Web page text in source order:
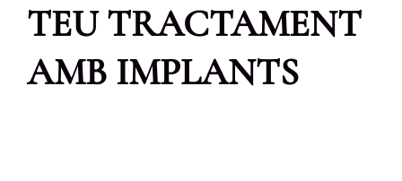
TEU TRACTAMENT
AMB IMPLANTS